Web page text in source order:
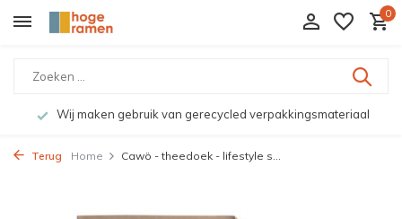
0
Wij maken gebruik van gerecycled verpakkingsmateriaal
Terug Home Cawö - theedoek - lifestyle s...